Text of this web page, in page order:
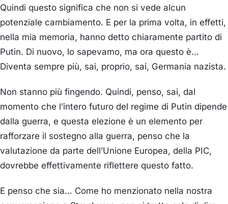
Quindi questo significa che non si vede alcun
potenziale cambiamento. E per la prima volta, in effetti,
nella mia memoria, hanno detto chiaramente partito di
Putin. Di nuovo, lo sapevamo, ma ora questo è…
Diventa sempre più, sai, proprio, sai, Germania nazista.
Non stanno più fingendo. Quindi, penso, sai, dal
momento che l’intero futuro del regime di Putin dipende
dalla guerra, e questa elezione è un elemento per
rafforzare il sostegno alla guerra, penso che la
valutazione da parte dell’Unione Europea, della PIC,
dovrebbe effettivamente riflettere questo fatto.
E penso che sia… Come ho menzionato nella nostra